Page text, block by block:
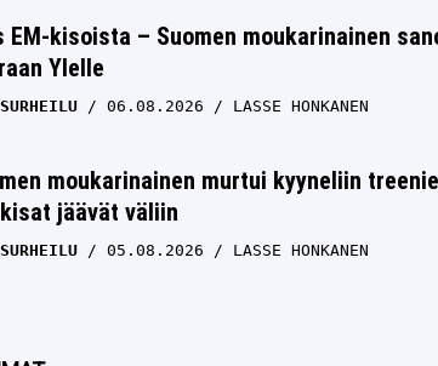
EM-kisoista – Suomen moukarinainen
Ylelle
06.08.2026 LASSE HONKANEN
moukarinainen murtui kyyneliin
jäävät väliin
05.08.2026 LASSE HONKANEN